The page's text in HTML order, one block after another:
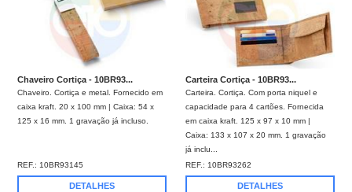
Chaveiro Cortiça - 10BR93...
Chaveiro. Cortiça e metal. Fornecido em
caixa kraft. 20 x 100 mm | Caixa: 54 x
125 x 16 mm. 1 gravação já incluso.
REF.: 10BR93145
DETALHES
Carteira Cortiça - 10BR93...
Carteira. Cortiça. Com porta niquel e
capacidade para 4 cartões. Fornecida
em caixa kraft. 125 x 97 x 10 mm |
Caixa: 133 x 107 x 20 mm. 1 gravação
já inclu...
REF.: 10BR93262
DETALHES